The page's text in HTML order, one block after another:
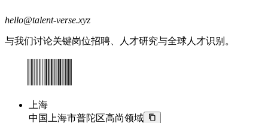
hello@talent-verse.xyz
与我们讨论关键岗位招聘、人才研究与全球人才识别。
上海
中国上海市普陀区高尚领域